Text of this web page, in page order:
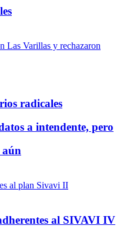
radicales
a intendente, pero
aún
al SIVAVI IV